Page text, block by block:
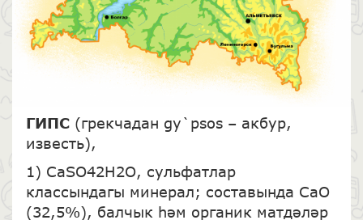
ГИПС(грекчадан gy`psos – акбур,
известь),
1) CaSO42H2O, сульфатлар
классындагы минерал; составында CaO
(32,5%), балчык һәм органик матдәләр